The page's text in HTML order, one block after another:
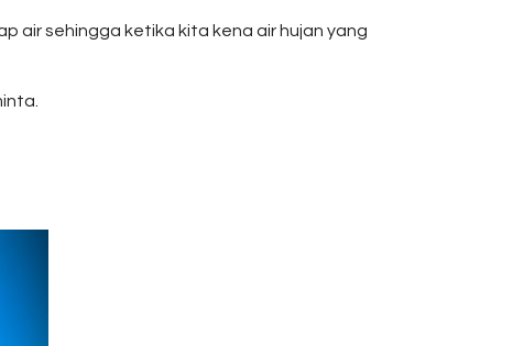
air sehingga ketika kita kena air hujan yang